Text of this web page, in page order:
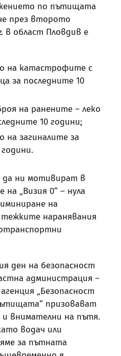
по пътищата
през второто
в област Пловдив е
на катастрофите с
за последните 10
на ранените – леко
10 години;
на загиналите за
да ни мотивират в
на „Визия 0“ – нула
на
наранявания
ден на безопасност
администрация –
„Безопасност
призовават
внимателни на пътя.
водач или
за пътната